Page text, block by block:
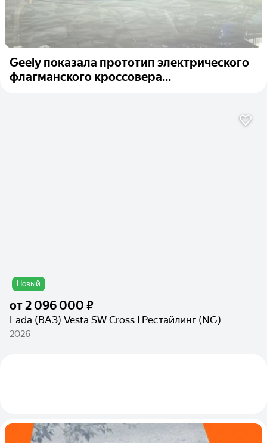
Geely показала прототип электрического
флагманского кроссовера...
Новый
от2 096 000 ₽
Lada (ВАЗ) Vesta SW Cross I Рестайлинг (NG)
2026